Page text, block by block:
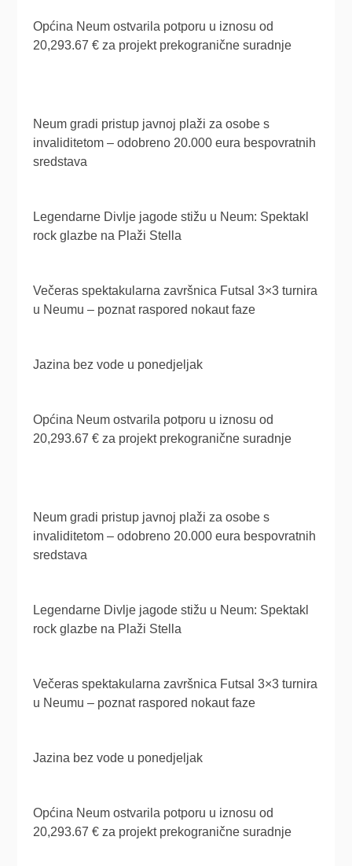
Općina Neum ostvarila potporu u iznosu od
20,293.67 € za projekt prekogranične suradnje
Neum gradi pristup javnoj plaži za osobe s
invaliditetom – odobreno 20.000 eura bespovratnih
sredstava
Legendarne Divlje jagode stižu u Neum: Spektakl
rock glazbe na Plaži Stella
Večeras spektakularna završnica Futsal 3×3 turnira
u Neumu – poznat raspored nokaut faze
Jazina bez vode u ponedjeljak
Općina Neum ostvarila potporu u iznosu od
20,293.67 € za projekt prekogranične suradnje
Neum gradi pristup javnoj plaži za osobe s
invaliditetom – odobreno 20.000 eura bespovratnih
sredstava
Legendarne Divlje jagode stižu u Neum: Spektakl
rock glazbe na Plaži Stella
Večeras spektakularna završnica Futsal 3×3 turnira
u Neumu – poznat raspored nokaut faze
Jazina bez vode u ponedjeljak
Općina Neum ostvarila potporu u iznosu od
20,293.67 € za projekt prekogranične suradnje